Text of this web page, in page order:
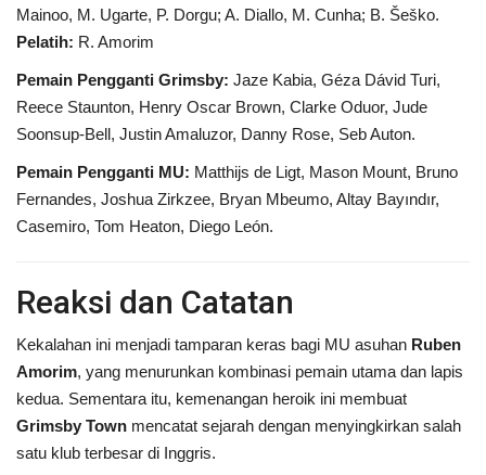
Mainoo, M. Ugarte, P. Dorgu; A. Diallo, M. Cunha; B. Šeško.
Pelatih: R. Amorim
Pemain Pengganti Grimsby: Jaze Kabia, Géza Dávid Turi,
Reece Staunton, Henry Oscar Brown, Clarke Oduor, Jude
Soonsup-Bell, Justin Amaluzor, Danny Rose, Seb Auton.
Pemain Pengganti MU: Matthijs de Ligt, Mason Mount, Bruno
Fernandes, Joshua Zirkzee, Bryan Mbeumo, Altay Bayındır,
Casemiro, Tom Heaton, Diego León.
Reaksi dan Catatan
Kekalahan ini menjadi tamparan keras bagi MU asuhan Ruben
Amorim, yang menurunkan kombinasi pemain utama dan lapis
kedua. Sementara itu, kemenangan heroik ini membuat
Grimsby Town mencatat sejarah dengan menyingkirkan salah
satu klub terbesar di Inggris.